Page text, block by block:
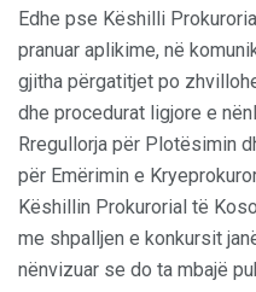
Edhe pse Këshilli
pranuar aplikime, në
gjitha përgatitjet po
dhe procedurat ligjore e
Rregullorja për Plotësimin
për Emërimin e
Këshillin Prokurorial të
me shpalljen e konkursit
nënvizuar se do ta mbajë